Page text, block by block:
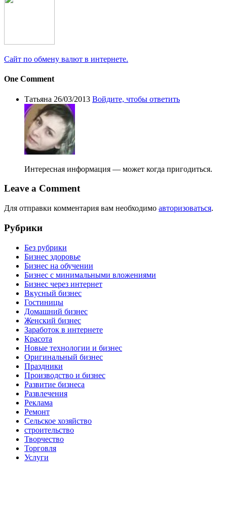
Сайт по обмену валют в интернете.
One Comment
Татьяна 26/03/2013 Войдите, чтобы ответить
Интересная информация — может когда пригодиться.
Leave a Comment
Для отправки комментария вам необходимо авторизоваться.
Рубрики
Без рубрики
Бизнес здоровье
Бизнес на обучении
Бизнес с минимальными вложениями
Бизнес через интернет
Вкусный бизнес
Гостиницы
Домашний бизнес
Женский бизнес
Заработок в интернете
Красота
Новые технологии и бизнес
Оригинальный бизнес
Праздники
Производство и бизнес
Развитие бизнеса
Развлечения
Реклама
Ремонт
Сельское хозяйство
строительство
Творчество
Торговля
Услуги